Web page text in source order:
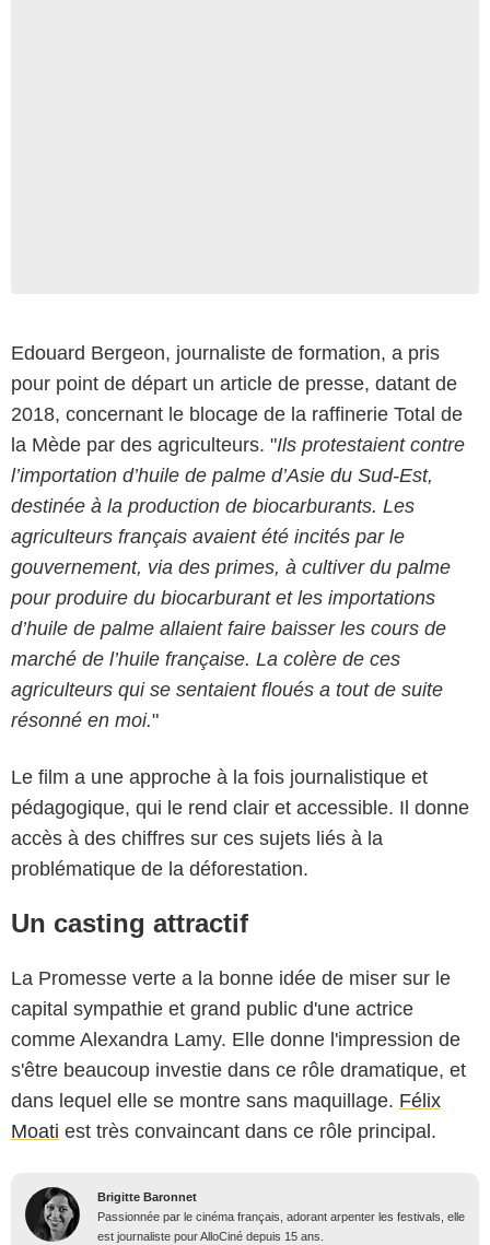
Edouard Bergeon, journaliste de formation, a pris
pour point de départ un article de presse, datant de
2018, concernant le blocage de la raffinerie Total de
la Mède par des agriculteurs. "Ils protestaient contre
l’importation d’huile de palme d’Asie du Sud-Est,
destinée à la production de biocarburants. Les
agriculteurs français avaient été incités par le
gouvernement, via des primes, à cultiver du palme
pour produire du biocarburant et les importations
d’huile de palme allaient faire baisser les cours de
marché de l’huile française. La colère de ces
agriculteurs qui se sentaient floués a tout de suite
résonné en moi."
Le film a une approche à la fois journalistique et
pédagogique, qui le rend clair et accessible. Il donne
accès à des chiffres sur ces sujets liés à la
problématique de la déforestation.
Un casting attractif
La Promesse verte a la bonne idée de miser sur le
capital sympathie et grand public d'une actrice
comme Alexandra Lamy. Elle donne l'impression de
s'être beaucoup investie dans ce rôle dramatique, et
dans lequel elle se montre sans maquillage. Félix
Moati est très convaincant dans ce rôle principal.
Brigitte Baronnet
Passionnée par le cinéma français, adorant arpenter les festivals, elle
est journaliste pour AlloCiné depuis 15 ans.